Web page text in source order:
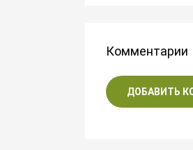
Комментарии
ДОБАВИТЬ